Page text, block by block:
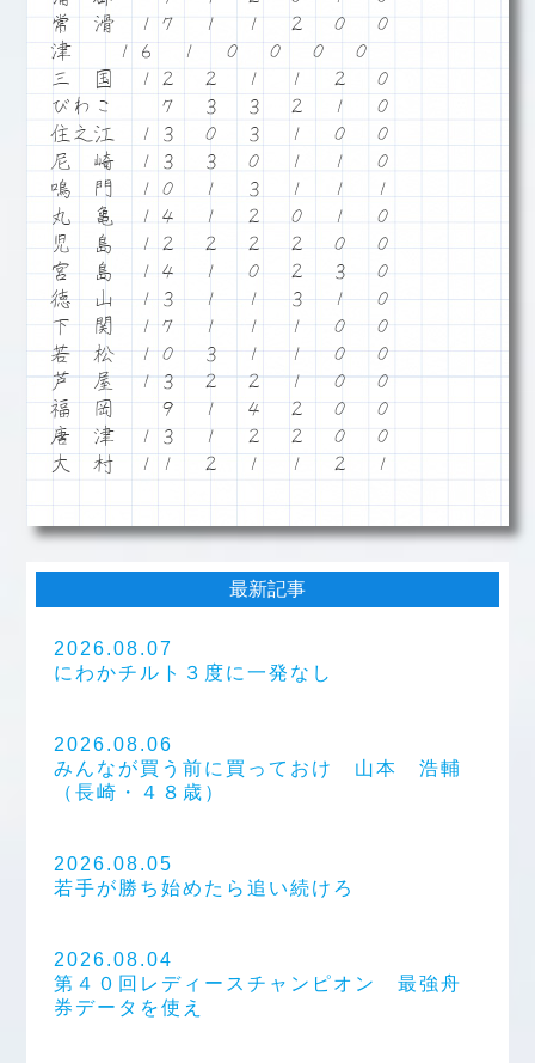
常 滑 １７ １ １ ２ ０ ０
津 １６ １ ０ ０ ０ ０
三 国 １２ ２ １ １ ２ ０
びわこ ７ ３ ３ ２ １ ０
住之江 １３ ０ ３ １ ０ ０
尼 崎 １３ ３ ０ １ １ ０
鳴 門 １０ １ ３ １ １ １
丸 亀 １４ １ ２ ０ １ ０
児 島 １２ ２ ２ ２ ０ ０
宮 島 １４ １ ０ ２ ３ ０
徳 山 １３ １ １ ３ １ ０
下 関 １７ １ １ １ ０ ０
若 松 １０ ３ １ １ ０ ０
芦 屋 １３ ２ ２ １ ０ ０
福 岡 ９ １ ４ ２ ０ ０
唐 津 １３ １ ２ ２ ０ ０
大 村 １１ ２ １ １ ２ １
最新記事
2026.08.07
にわかチルト３度に一発なし
2026.08.06
みんなが買う前に買っておけ 山本 浩輔
（長崎・４８歳）
2026.08.05
若手が勝ち始めたら追い続けろ
2026.08.04
第４０回レディースチャンピオン 最強舟
券データを使え